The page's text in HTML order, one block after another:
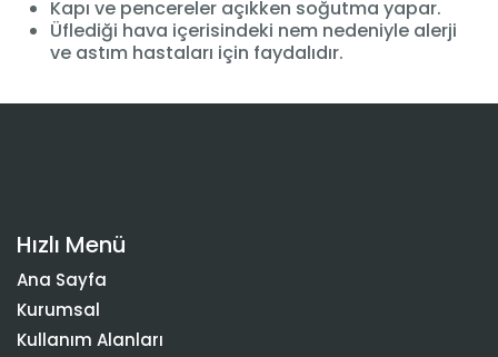
Kapı ve pencereler açıkken soğutma yapar.
Üflediği hava içerisindeki nem nedeniyle alerji
ve astım hastaları için faydalıdır.
Hızlı Menü
Ana Sayfa
Kurumsal
Kullanım Alanları